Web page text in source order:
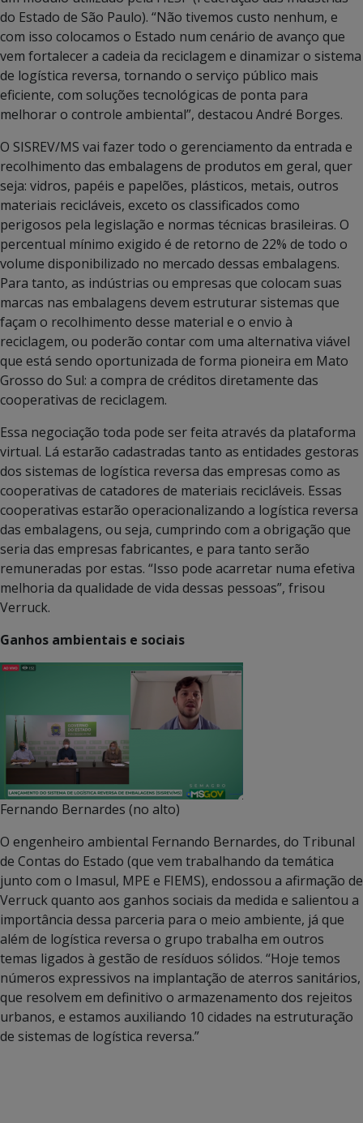
do Estado de São Paulo). “Não tivemos custo nenhum, e
com isso colocamos o Estado num cenário de avanço que
vem fortalecer a cadeia da reciclagem e dinamizar o sistema
de logística reversa, tornando o serviço público mais
eficiente, com soluções tecnológicas de ponta para
melhorar o controle ambiental”, destacou André Borges.
O SISREV/MS vai fazer todo o gerenciamento da entrada e
recolhimento das embalagens de produtos em geral, quer
seja: vidros, papéis e papelões, plásticos, metais, outros
materiais recicláveis, exceto os classificados como
perigosos pela legislação e normas técnicas brasileiras. O
percentual mínimo exigido é de retorno de 22% de todo o
volume disponibilizado no mercado dessas embalagens.
Para tanto, as indústrias ou empresas que colocam suas
marcas nas embalagens devem estruturar sistemas que
façam o recolhimento desse material e o envio à
reciclagem, ou poderão contar com uma alternativa viável
que está sendo oportunizada de forma pioneira em Mato
Grosso do Sul: a compra de créditos diretamente das
cooperativas de reciclagem.
Essa negociação toda pode ser feita através da plataforma
virtual. Lá estarão cadastradas tanto as entidades gestoras
dos sistemas de logística reversa das empresas como as
cooperativas de catadores de materiais recicláveis. Essas
cooperativas estarão operacionalizando a logística reversa
das embalagens, ou seja, cumprindo com a obrigação que
seria das empresas fabricantes, e para tanto serão
remuneradas por estas. “Isso pode acarretar numa efetiva
melhoria da qualidade de vida dessas pessoas”, frisou
Verruck.
Ganhos ambientais e sociais
Fernando Bernardes (no alto)
O engenheiro ambiental Fernando Bernardes, do Tribunal
de Contas do Estado (que vem trabalhando da temática
junto com o Imasul, MPE e FIEMS), endossou a afirmação de
Verruck quanto aos ganhos sociais da medida e salientou a
importância dessa parceria para o meio ambiente, já que
além de logística reversa o grupo trabalha em outros
temas ligados à gestão de resíduos sólidos. “Hoje temos
números expressivos na implantação de aterros sanitários,
que resolvem em definitivo o armazenamento dos rejeitos
urbanos, e estamos auxiliando 10 cidades na estruturação
de sistemas de logística reversa.”